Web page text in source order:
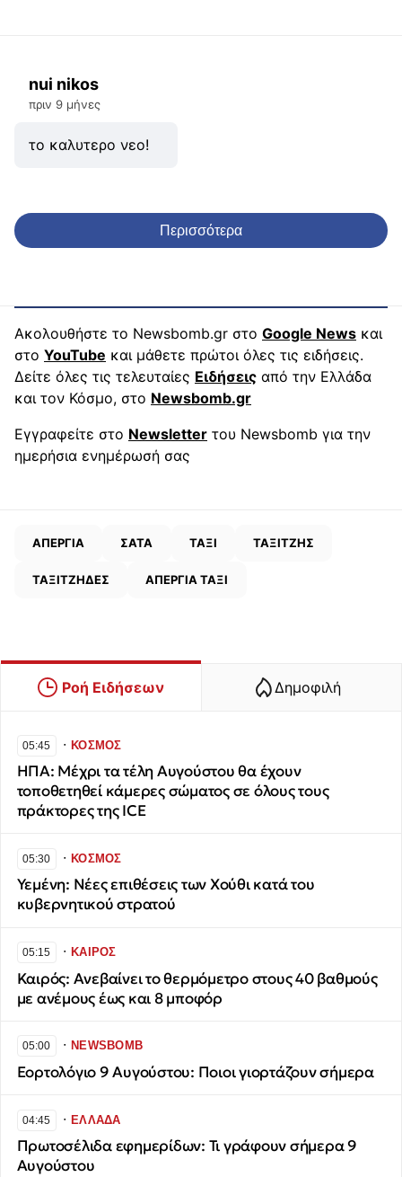
nui nikos
πριν 9 μήνες
το καλυτερο νεο!
Περισσότερα
Ακολουθήστε το Newsbomb.gr στο Google News και
στο YouTube και μάθετε πρώτοι όλες τις ειδήσεις.
Δείτε όλες τις τελευταίες Ειδήσεις από την Ελλάδα
και τον Κόσμο, στο Newsbomb.gr
Εγγραφείτε στο Newsletter του Newsbomb για την
ημερήσια ενημέρωσή σας
ΑΠΕΡΓΙΑ ΣΑΤΑ ΤΑΞΙ ΤΑΞΙΤΖΗΣ
ΤΑΞΙΤΖΗΔΕΣ ΑΠΕΡΓΙΑ ΤΑΞΙ
Ροή Ειδήσεων Δημοφιλή
05:45 ∙ΚΟΣΜΟΣ
ΗΠΑ: Μέχρι τα τέλη Αυγούστου θα έχουν
τοποθετηθεί κάμερες σώματος σε όλους τους
πράκτορες της ICE
05:30 ∙ΚΟΣΜΟΣ
Υεμένη: Νέες επιθέσεις των Χούθι κατά του
κυβερνητικού στρατού
05:15 ∙ΚΑΙΡΟΣ
Καιρός: Ανεβαίνει το θερμόμετρο στους 40 βαθμούς
με ανέμους έως και 8 μποφόρ
05:00 ∙NEWSBOMB
Εορτολόγιο 9 Αυγούστου: Ποιοι γιορτάζουν σήμερα
04:45 ∙ΕΛΛΑΔΑ
Πρωτοσέλιδα εφημερίδων: Τι γράφουν σήμερα 9
Αυγούστου